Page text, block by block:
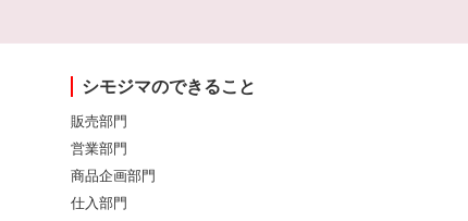
シモジマのできること
販売部門
営業部門
商品企画部門
仕入部門